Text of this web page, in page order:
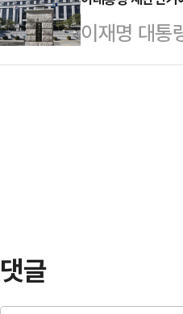
예정이다.
에서 배제됐
를 사지 않…
에선 정부·
있다.국민의
이재명 대통
통령의 불소
댓글